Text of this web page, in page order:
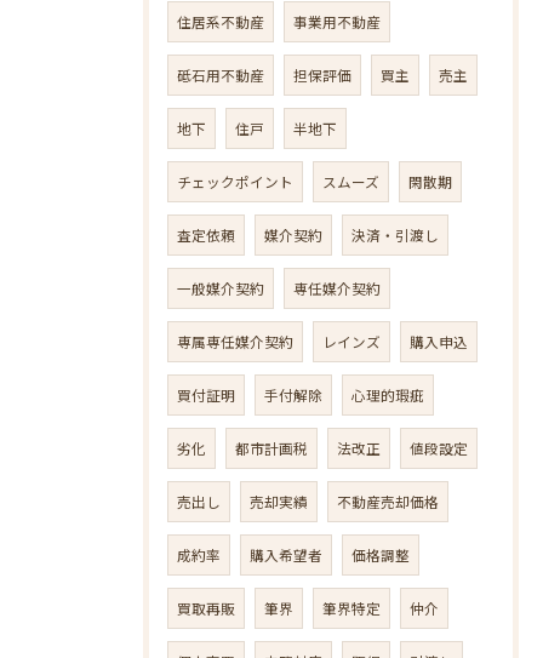
住居系不動産 事業用不動産
砥石用不動産 担保評価 買主 売主
地下 住戸 半地下
チェックポイント スムーズ 閑散期
査定依頼 媒介契約 決済・引渡し
一般媒介契約 専任媒介契約
専属専任媒介契約 レインズ 購入申込
買付証明 手付解除 心理的瑕疵
劣化 都市計画税 法改正 値段設定
売出し 売却実績 不動産売却価格
成約率 購入希望者 価格調整
買取再販 筆界 筆界特定 仲介